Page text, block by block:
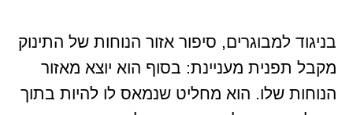
בניגוד למבוגרים, סיפור אזור הנוחות של התינוק
מקבל תפנית מעניינת: בסוף הוא יוצא מאזור
הנוחות שלו. הוא מחליט שנמאס לו להיות בתוך